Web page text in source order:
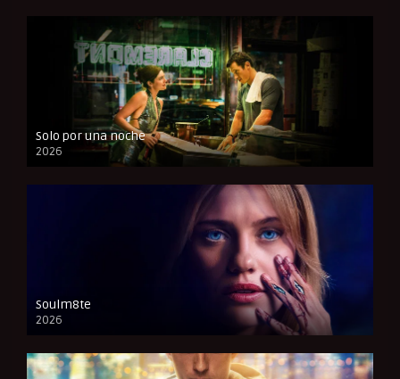
Solo por una noche
2026
CAM
Soulm8te
2026
FULL HD